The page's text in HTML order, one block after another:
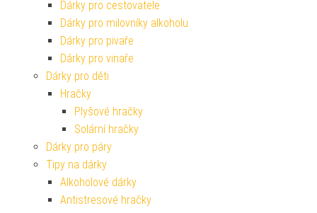
Dárky pro cestovatele
Dárky pro milovníky alkoholu
Dárky pro pivaře
Dárky pro vinaře
Dárky pro děti
Hračky
Plyšové hračky
Solární hračky
Dárky pro páry
Tipy na dárky
Alkoholové dárky
Antistresové hračky